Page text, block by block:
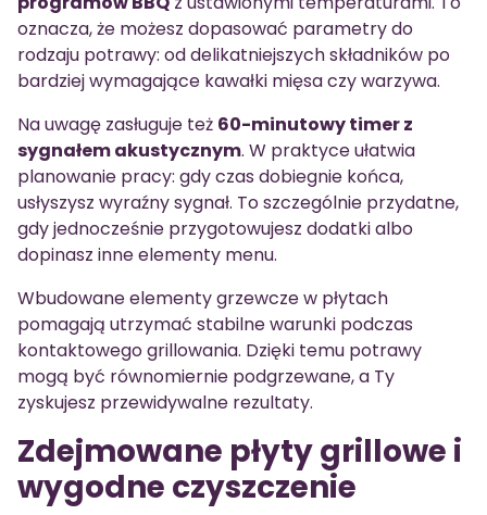
oznacza, że możesz dopasować parametry do
rodzaju potrawy: od delikatniejszych składników po
bardziej wymagające kawałki mięsa czy warzywa.
Na uwagę zasługuje też 60-minutowy timer z
sygnałem akustycznym. W praktyce ułatwia
planowanie pracy: gdy czas dobiegnie końca,
usłyszysz wyraźny sygnał. To szczególnie przydatne,
gdy jednocześnie przygotowujesz dodatki albo
dopinasz inne elementy menu.
Wbudowane elementy grzewcze w płytach
pomagają utrzymać stabilne warunki podczas
kontaktowego grillowania. Dzięki temu potrawy
mogą być równomiernie podgrzewane, a Ty
zyskujesz przewidywalne rezultaty.
Zdejmowane płyty grillowe i
wygodne czyszczenie